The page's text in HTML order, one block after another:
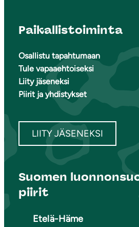
Paikallistoiminta
Osallistu tapahtumaan
Tule vapaaehtoiseksi
Liity jäseneksi
Piirit ja yhdistykset
LIITY JÄSENEKSI
Suomen
piirit
Etelä-Häme